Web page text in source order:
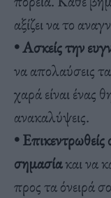
αξίζει να το
• Ασκείς την
να απολαύσεις
χαρά είναι ένας
ανακαλύψεις.
• Επικεντρωθείς
σημασίακαι να
προς τα όνειρά